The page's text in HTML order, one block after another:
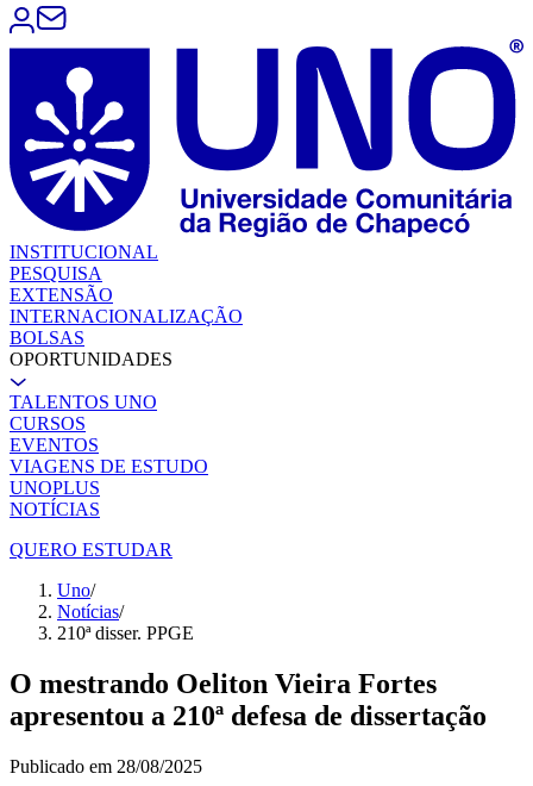
INSTITUCIONAL
PESQUISA
EXTENSÃO
INTERNACIONALIZAÇÃO
BOLSAS
OPORTUNIDADES
TALENTOS UNO
CURSOS
EVENTOS
VIAGENS DE ESTUDO
UNOPLUS
NOTÍCIAS
QUERO ESTUDAR
Uno/
Notícias/
210ª disser. PPGE
O mestrando Oeliton Vieira Fortes
apresentou a 210ª defesa de dissertação
Publicado em 28/08/2025